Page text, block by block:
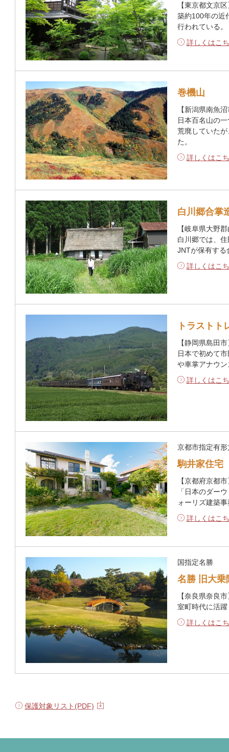
【東京都文京
築約100年の近
行われている。
詳しくはこ
巻機山
【新潟県南魚
日本百名山の
荒廃していた
た。
詳しくはこ
白川郷合掌
【岐阜県大野
白川郷では、
JNTが保有する
詳しくはこ
トラストト
【静岡県島田
日本で初めて
や車掌アナウ
詳しくはこ
京都市指定有形
駒井家住宅
【京都府京都
「日本のダー
ォーリズ建築
詳しくはこ
国指定名勝
名勝 旧大乗
【奈良県奈良
室町時代に活
詳しくはこ
保護対象リスト(PDF)